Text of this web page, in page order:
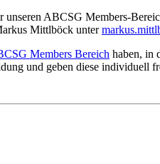
unseren ABCSG Members-
Mittlböck unter
Members Bereich haben, in
und geben diese individuell